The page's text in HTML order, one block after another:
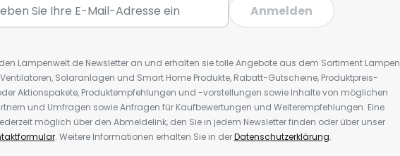
Anmelden
Lampenwelt.de Newsletter an und erhalten sie tolle Angebote aus dem Sortiment Lampen
Solaranlagen und Smart Home Produkte, Rabatt-Gutscheine, Produktpreis-
Aktionspakete, Produktempfehlungen und -vorstellungen sowie Inhalte von möglichen
und Umfragen sowie Anfragen für Kaufbewertungen und Weiterempfehlungen. Eine
möglich über den Abmeldelink, den Sie in jedem Newsletter finden oder über unser
. Weitere Informationen erhalten Sie in derDatenschutzerklärung.